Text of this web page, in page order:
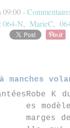
09:00 -
064-N, MarieC,
manches
Robe
es
marges